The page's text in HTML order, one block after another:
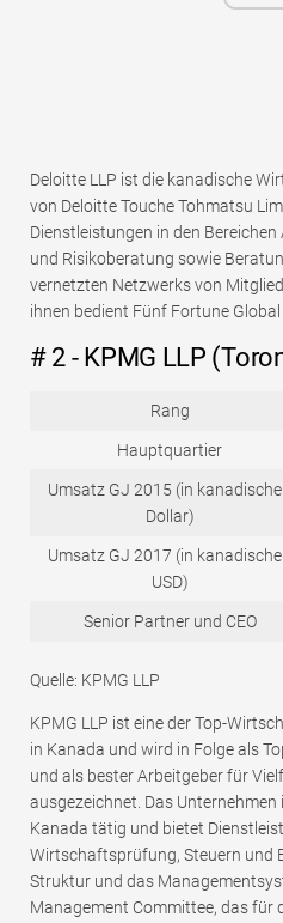
Deloitte LLP ist die kanadische
von Deloitte Touche Tohmatsu
Dienstleistungen in den
und Risikoberatung sowie
vernetzten Netzwerks von
ihnen bedient Fünf Fortune Global
# 2 - KPMG LLP
Rang
Hauptquartier
Umsatz GJ 2015 (in
Dollar)
Umsatz GJ 2017 (in
USD)
Senior Partner und CEO
Quelle: KPMG LLP
KPMG LLP ist eine der Top-
in Kanada und wird in Folge als
und als bester Arbeitgeber für
ausgezeichnet. Das
Kanada tätig und bietet
Wirtschaftsprüfung, Steuern und
Struktur und das
Management Committee, das für